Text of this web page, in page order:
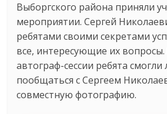
Выборгского района приняли
мероприятии. Сергей
ребятами своими секретами
все, интересующие их
автограф-сессии ребята смогли
пообщаться с Сергеем
совместную фотографию.